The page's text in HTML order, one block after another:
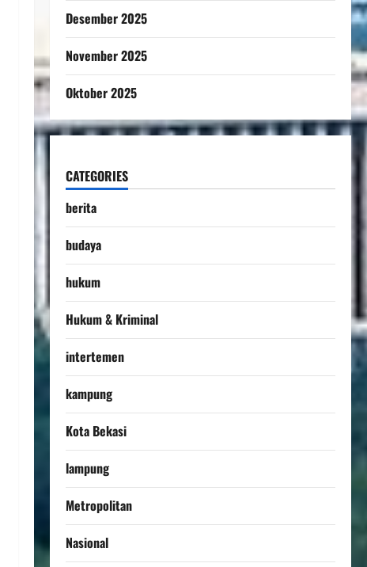
Desember 2025
November 2025
Oktober 2025
CATEGORIES
berita
budaya
hukum
Hukum & Kriminal
intertemen
kampung
Kota Bekasi
lampung
Metropolitan
Nasional